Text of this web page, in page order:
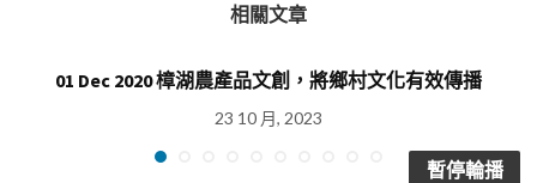
相關文章
01 Dec 2020 樟湖農產品文創，將鄉村文化有效傳播
23 10 月, 2023
暫停輪播